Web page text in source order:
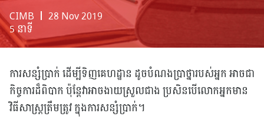
CIMB ❘ 28 Nov 2019
5 នាទី
ការសន្សំប្រាក់ ដើម្បីទិញគេហដ្ឋាន ដូចបំណងប្រាថ្នារបស់អ្នក អាចជា
កិច្ចការដ៏ពិបាក ប៉ុន្តែវាអាចងាយស្រួលជាង ប្រសិនបើលោកអ្នកមាន
វិធីសាស្រ្តត្រឹមត្រូវ ក្នុងការសន្សំប្រាក់។